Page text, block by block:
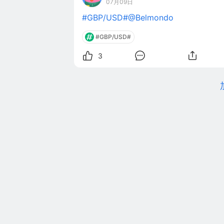
07月09日
#GBP/USD#@Belmondo
#GBP/USD#
3